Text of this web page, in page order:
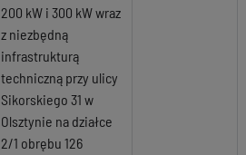
200 kW i 300 kW wraz
z niezbędną
infrastrukturą
techniczną przy ulicy
Sikorskiego 31 w
Olsztynie na działce
2/1 obrębu 126